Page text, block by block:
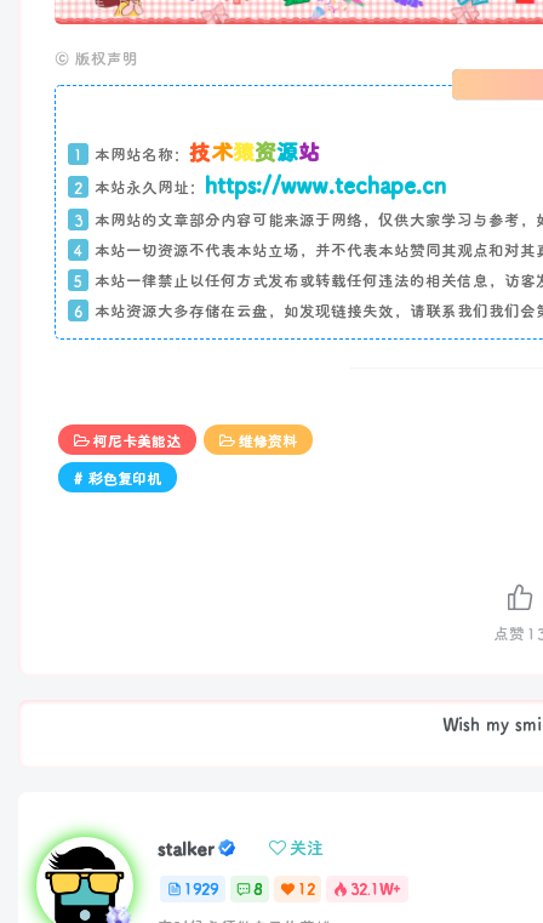
广告
© 版权声明
1 本网站名称： 技术猿资源站
2 本站永久网址： https://www.techape.cn
3
本网站的文章部分内容可能来源于网络，仅供大家学习与参考
4
本站一切资源不代表本站立场，并不代表本站赞同其观点和对其
5
本站一律禁止以任何方式发布或转载任何违法的相关信息，访客
6
本站资源大多存储在云盘，如发现链接失效，请联系我们我们会
柯尼卡美能达
维修资料
# 彩色复印机
点赞
Wish my
stalker 关注
1929 8 12
32.1W+